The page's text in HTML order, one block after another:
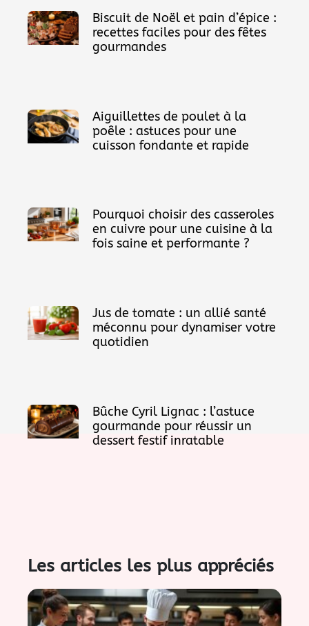
Biscuit de Noël et pain d’épice :
recettes faciles pour des fêtes
gourmandes
Aiguillettes de poulet à la
poêle : astuces pour une
cuisson fondante et rapide
Pourquoi choisir des casseroles
en cuivre pour une cuisine à la
fois saine et performante ?
Jus de tomate : un allié santé
méconnu pour dynamiser votre
quotidien
Bûche Cyril Lignac : l’astuce
gourmande pour réussir un
dessert festif inratable
Les articles les plus appréciés